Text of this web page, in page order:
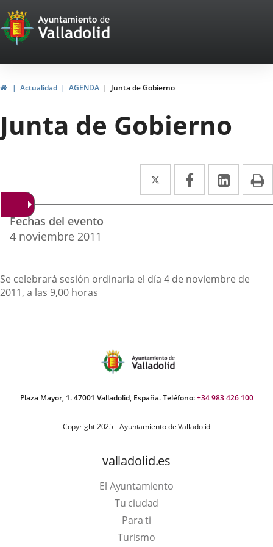
Portal
Web
del
Ayuntamiento
de
Valladolid
HomeActualidad AGENDA Junta de Gobierno
Junta de Gobierno
Twitter
Enlace
a
externa.
Facebook
Enlace
a
externa.
Enlace
a
Datos
del
evento
Fechas del evento
4 noviembre 2011
Descripción
Se celebrará sesión ordinaria el día 4 de noviembre de
2011, a las 9,00 horas
Plaza Mayor, 1. 47001 Valladolid, España. Teléfono:+34 983 426 100
Copyright 2025 - Ayuntamiento de Valladolid
valladolid.es
El Ayuntamiento
Tu ciudad
Para ti
TurismoThis